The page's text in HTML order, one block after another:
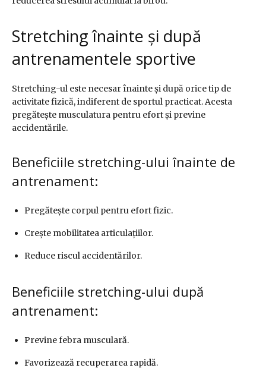
Stretching înainte și după
antrenamentele sportive
Stretching-ul este necesar înainte și după orice tip de
activitate fizică, indiferent de sportul practicat. Acesta
pregătește musculatura pentru efort și previne
accidentările.
Beneficiile stretching-ului înainte de
antrenament:
Pregătește corpul pentru efort fizic.
Crește mobilitatea articulațiilor.
Reduce riscul accidentărilor.
Beneficiile stretching-ului după
antrenament:
Previne febra musculară.
Favorizează recuperarea rapidă.